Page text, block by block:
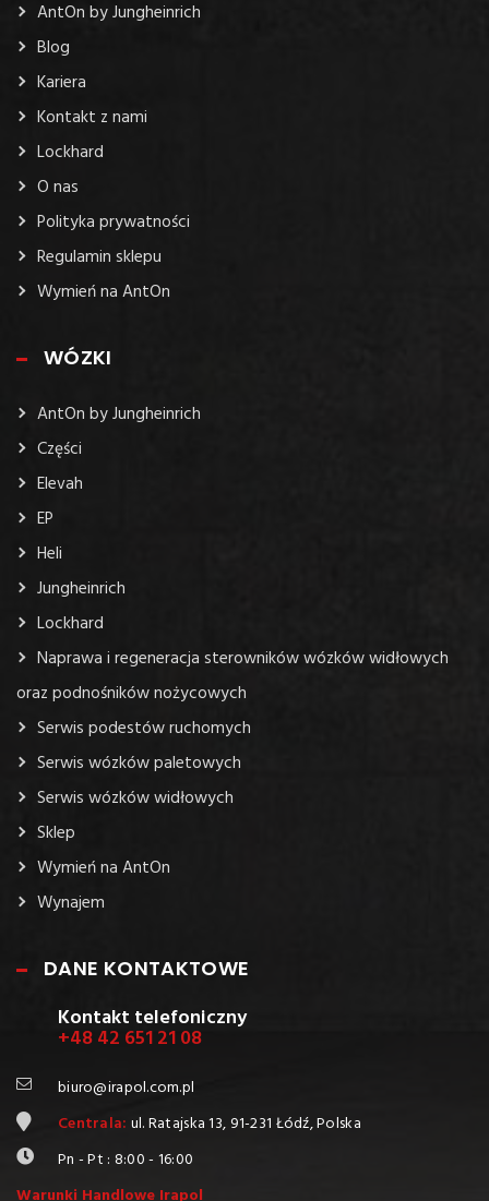
AntOn by Jungheinrich
Blog
Kariera
Kontakt z nami
Lockhard
O nas
Polityka prywatności
Regulamin sklepu
Wymień na AntOn
WÓZKI
AntOn by Jungheinrich
Części
Elevah
EP
Heli
Jungheinrich
Lockhard
Naprawa i regeneracja sterowników wózków widłowych
oraz podnośników nożycowych
Serwis podestów ruchomych
Serwis wózków paletowych
Serwis wózków widłowych
Sklep
Wymień na AntOn
Wynajem
DANE KONTAKTOWE
Kontakt telefoniczny
+48 42 651 21 08
biuro@irapol.com.pl
Centrala: ul. Ratajska 13, 91-231 Łódź, Polska
Pn - Pt : 8:00 - 16:00